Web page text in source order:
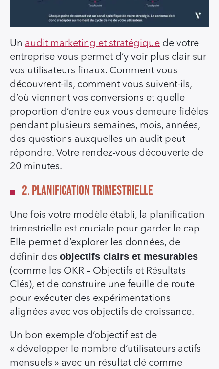
Un audit marketing et stratégique de votre
entreprise vous permet d’y voir plus clair sur
vos utilisateurs finaux. Comment vous
découvrent-ils, comment vous suivent-ils,
d’où viennent vos conversions et quelle
proportion d’entre eux vous demeure fidèles
pendant plusieurs semaines, mois, années,
des questions auxquelles un audit peut
répondre. Votre rendez-vous découverte de
20 minutes.
2. Planification trimestrielle
Une fois votre modèle établi, la planification
trimestrielle est cruciale pour garder le cap.
Elle permet d’explorer les données, de
définir des objectifs clairs et mesurables
(comme les OKR – Objectifs et Résultats
Clés), et de construire une feuille de route
pour exécuter des expérimentations
alignées avec vos objectifs de croissance.
Un bon exemple d’objectif est de
« développer le nombre d’utilisateurs actifs
mensuels » avec un résultat clé comme